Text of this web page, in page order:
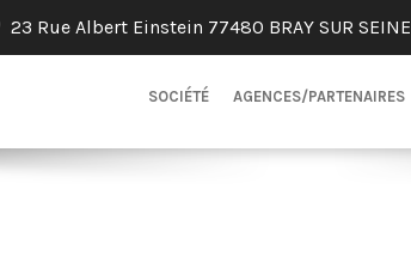
23 Rue Albert Einstein 77480 BRAY SUR SEINE
SOCIÉTÉ AGENCES/PARTENAIRES